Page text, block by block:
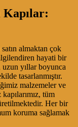
Kapılar:
almaktan çok
hayati bir
uzun yıllar boyunca
tasarlanmıştır.
malzemeler ve
tüm
Her bir
koruma sağlamak